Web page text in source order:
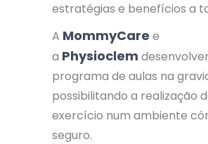
estratégias e benefícios a
A MommyCare e
a Physioclem
programa de aulas na
possibilitando a realização
exercício num ambiente
seguro.